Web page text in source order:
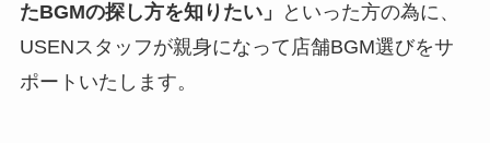
たBGMの探し方を知りたい」
といった方の為に、
USENスタッフが親身になって店舗BGM選びをサ
ポートいたします。